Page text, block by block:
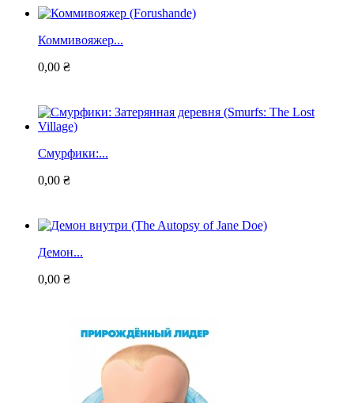
Коммивояжер...
0,00 ₴
Смурфики:...
0,00 ₴
Демон...
0,00 ₴